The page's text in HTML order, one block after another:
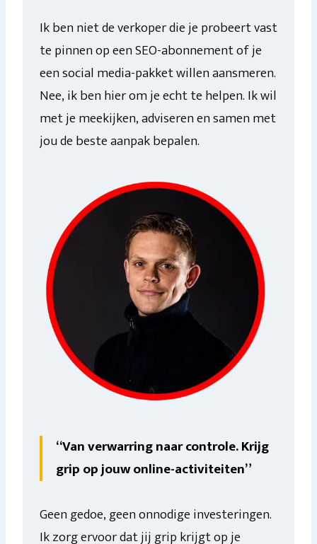
Ik ben niet de verkoper die je probeert vast
te pinnen op een SEO-abonnement of je
een social media-pakket willen aansmeren.
Nee, ik ben hier om je echt te helpen. Ik wil
met je meekijken, adviseren en samen met
jou de beste aanpak bepalen.
“Van verwarring naar controle. Krijg
grip op jouw online-activiteiten”
Geen gedoe, geen onnodige investeringen.
Ik zorg ervoor dat jij grip krijgt op je